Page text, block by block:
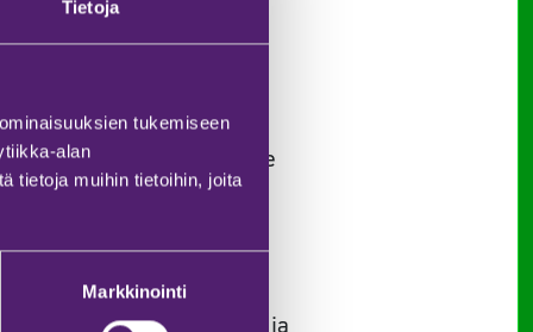
Tietoja
tukemiseen
alan
tietoja muihin tietoihin, joita
Markkinointi
varmista että olet
että lippuja ei voi
pääsee
apuväline reittien
OnniBus tarjoaa helpon
esimerkiksi retkituoleja ja